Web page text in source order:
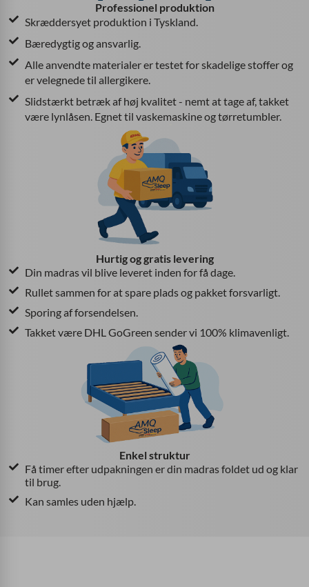
Professionel produktion
Skræddersyet produktion i Tyskland.
Bæredygtig og ansvarlig.
Alle anvendte materialer er testet for skadelige stoffer og
er velegnede til allergikere.
Slidstærkt betræk af høj kvalitet - nemt at tage af, takket
være lynlåsen. Egnet til vaskemaskine og tørretumbler.
Hurtig og gratis levering
Din madras vil blive leveret inden for få dage.
Rullet sammen for at spare plads og pakket forsvarligt.
Sporing af forsendelsen.
Takket være DHL GoGreen sender vi 100% klimavenligt.
Enkel struktur
Få timer efter udpakningen er din madras foldet ud og klar
til brug.
Kan samles uden hjælp.